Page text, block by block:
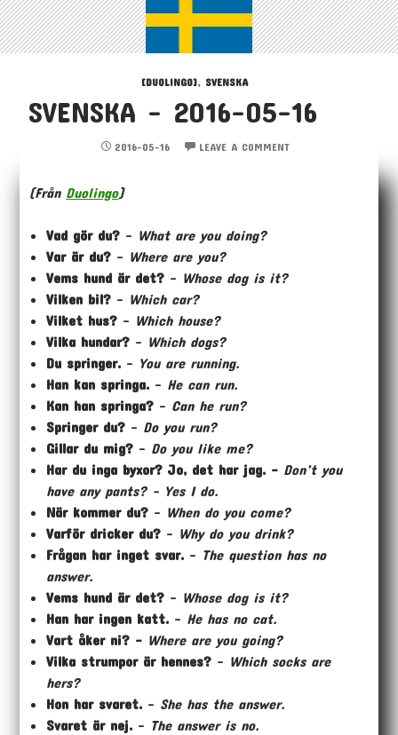
[DUOLINGO], SVENSKA
SVENSKA – 2016-05-16
2016-05-16 LEAVE A COMMENT
(Från Duolingo)
Vad gör du? – What are you doing?
Var är du? – Where are you?
Vems hund är det? – Whose dog is it?
Vilken bil? – Which car?
Vilket hus? – Which house?
Vilka hundar? – Which dogs?
Du springer. – You are running.
Han kan springa. – He can run.
Kan han springa? – Can he run?
Springer du? – Do you run?
Gillar du mig? – Do you like me?
Har du inga byxor? Jo, det har jag. – Don’t you
have any pants? – Yes I do.
När kommer du? – When do you come?
Varför dricker du? – Why do you drink?
Frågan har inget svar. – The question has no
answer.
Vems hund är det? – Whose dog is it?
Han har ingen katt. – He has no cat.
Vart åker ni? – Where are you going?
Vilka strumpor är hennes? – Which socks are
hers?
Hon har svaret. – She has the answer.
Svaret är nej. – The answer is no.